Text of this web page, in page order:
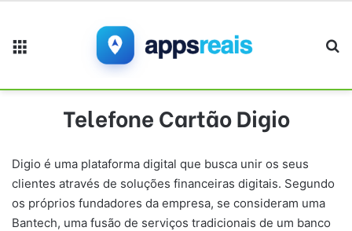
Telefone Cartão Digio
Digio é uma plataforma digital que busca unir os seus
clientes através de soluções financeiras digitais. Segundo
os próprios fundadores da empresa, se consideram uma
Bantech, uma fusão de serviços tradicionais de um banco